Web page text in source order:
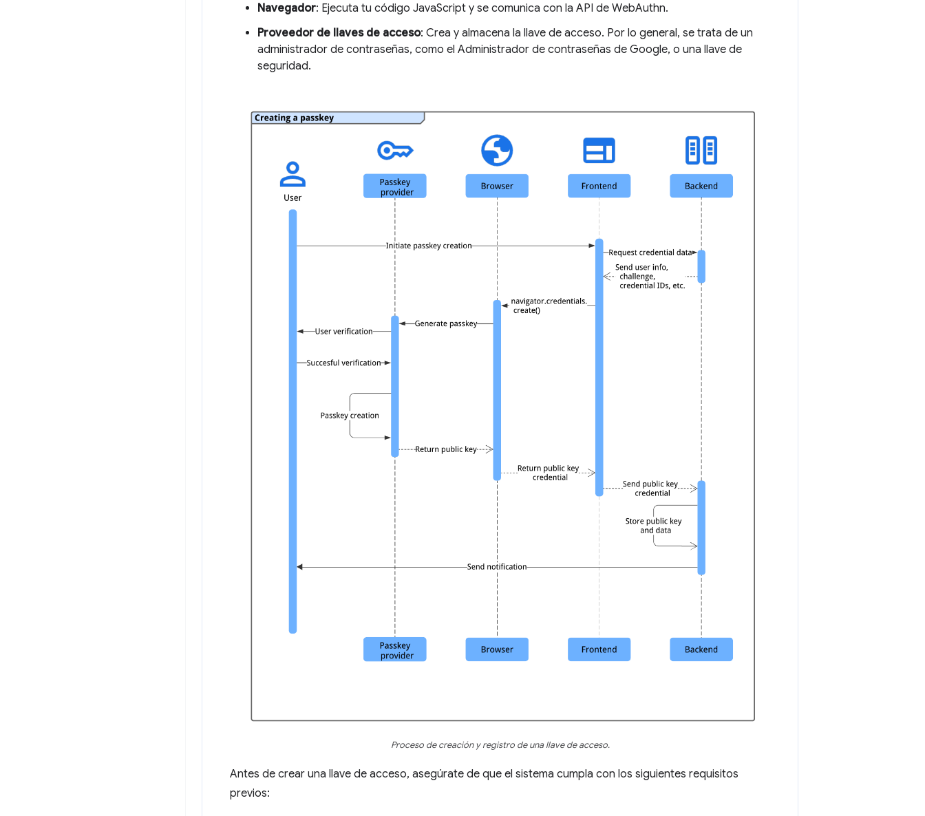
Navegador: Ejecuta tu código JavaScript y se comunica con la API de WebAuthn.
Proveedor de llaves de acceso: Crea y almacena la llave de acceso. Por lo general, se trata de un
administrador de contraseñas, como el Administrador de contraseñas de Google, o una llave de
seguridad.
Proceso de creación y registro de una llave de acceso.
Antes de crear una llave de acceso, asegúrate de que el sistema cumpla con los siguientes requisitos
previos: